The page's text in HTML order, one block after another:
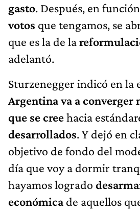
gasto. Después, en
votos que tengamos, se
que es la de la
adelantó.
Sturzenegger indicó en la
Argentina va a converger
que se creehacia
desarrollados. Y dejó en
objetivo de fondo del
día que voy a dormir
hayamos logrado
económicade aquellos